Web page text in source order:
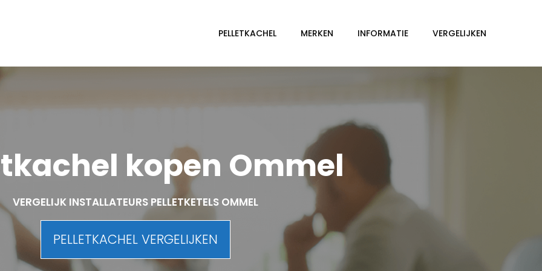
PELLETKACHEL MERKEN INFORMATIE VERGELIJKEN
kopen Ommel
VERGELIJK INSTALLATEURS PELLETKETELS OMMEL
PELLETKACHEL VERGELIJKEN